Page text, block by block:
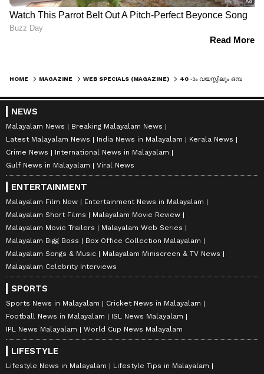
HOME MAGAZINE WEB SPECIALS (MAGAZINE)
NEWS
Malayalam News
Breaking Malayalam News
Latest Malayalam News
India News in Malayalam
Kerala News
Crime News
International News in Malayalam
Gulf News in Malayalam
Viral News
ENTERTAINMENT
Malayalam Film New
Entertainment News in Malayalam
Malayalam Short Films
Malayalam Movie Review
Malayalam Movie Trailers
Malayalam Web Series
Malayalam Bigg Boss
Box Office Collection Malayalam
Malayalam Songs & Music
Malayalam Miniscreen & TV News
Malayalam Celebrity Interviews
SPORTS
Sports News in Malayalam
Cricket News in Malayalam
Football News in Malayalam
ISL News Malayalam
IPL News Malayalam
World Cup News Malayalam
LIFESTYLE
Lifestyle News in Malayalam
Lifestyle Tips in Malayalam